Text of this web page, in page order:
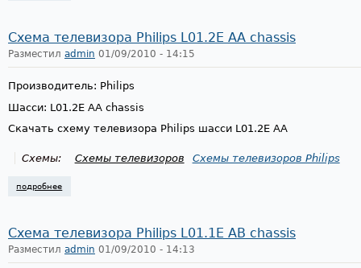
Схема телевизора Philips L01.2E AA chassis
Разместил admin 01/09/2010 - 14:15
Производитель: Philips
Шасси: L01.2E AA chassis
Скачать схему телевизора Philips шасси L01.2E AA
Схемы: Схемы телевизоров Схемы телевизоров Philips
подробнее
Схема телевизора Philips L01.1E AB chassis
Разместил admin 01/09/2010 - 14:13